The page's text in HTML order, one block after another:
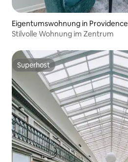
Eigentumswohnung in Providence
Stilvolle Wohnung im Zentrum
Superhost
Superhost